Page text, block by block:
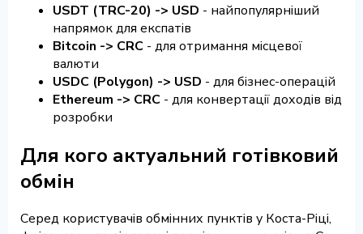
USDT (TRC-20) -> USD - найпопулярніший
напрямок для експатів
Bitcoin -> CRC - для отримання місцевої
валюти
USDC (Polygon) -> USD - для бізнес-операцій
Ethereum -> CRC - для конвертації доходів від
розробки
Для кого актуальний готівковий
обмін
Серед користувачів обмінних пунктів у Коста-Ріці,